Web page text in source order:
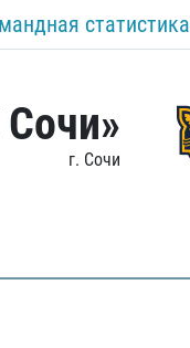
статистика
г. Сочи